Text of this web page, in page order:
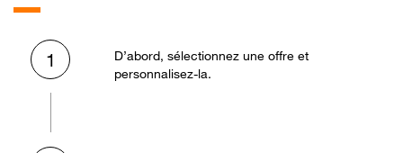
1
D’abord, sélectionnez une offre et
personnalisez-la.